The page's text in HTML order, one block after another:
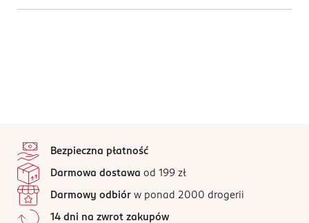
Bezpieczna płatność
Darmowa dostawa od 199 zł
Darmowy odbiór w ponad 2000 drogerii
14 dni na zwrot zakupów